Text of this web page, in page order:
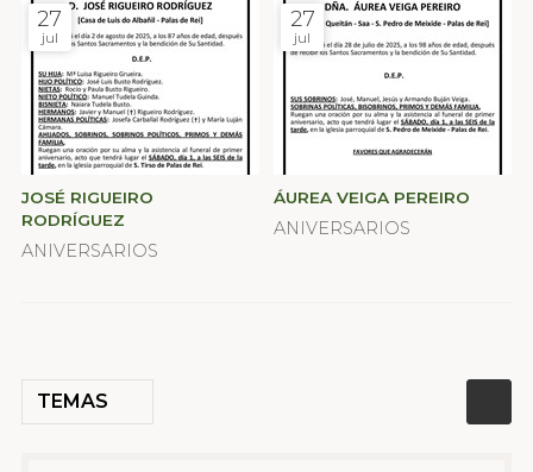
TEMAS
27
jul
JOSÉ RIGUEIRO
RODRÍGUEZ
ANIVERSARIOS
27
jul
ÁUREA VEIGA PEREIRO
ANIVERSARIOS